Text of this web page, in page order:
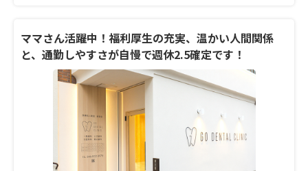
おいては「患者目線」「安心」をモットーと
し、患者との接し方やスタッフ教育はもちろ
ん、開業当時から導入しているマイクロスコ
ープを使用した診療にも力を入れている。今
回は患者第一の診療を提供する井上院長に、
同院の診療内容について話を聞いた。
ママさん活躍中！福利厚生の充実、温かい人間関係
と、通勤しやすさが自慢で週休2.5確定です！